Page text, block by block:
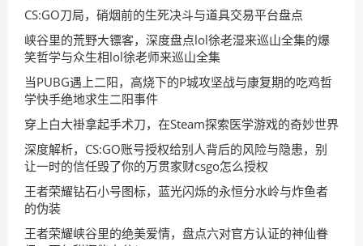
CS:GO刀局，硝烟前的生死决斗与道具交易平台盘点
峡谷里的荒野大镖客，深度盘点lol徐老湿来巡山全集的爆
笑哲学与众生相lol徐老师来巡山全集
当PUBG遇上二阳，高烧下的P城攻坚战与康复期的吃鸡哲
学快手绝地求生二阳事件
穿上白大褂拿起手术刀，在Steam探索医学游戏的奇妙世界
深度解析，CS:GO账号授权给别人背后的风险与隐患，别
让一时的信任毁了你的万贯家财csgo怎么授权
王者荣耀钻石小号图标，蓝光闪烁的永恒分水岭与炸鱼者
的伪装
王者荣耀峡谷里的绝美爱情，盘点六对官方认证的神仙眷